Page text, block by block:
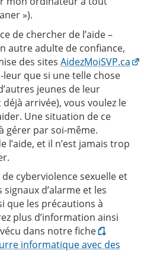
»).
de chercher de l’aide –
autre adulte de confiance,
des sites AidezMoiSVP.ca
leur que si une telle chose
jeunes de leur
arrivée), vous voulez le
Une situation de ce
gérer par soi-même.
l’aide, et il n’est jamais trop
cyberviolence sexuelle et
d’alarme et les
que les précautions à
plus d’information ainsi
dans notre fiche
informatique avec des